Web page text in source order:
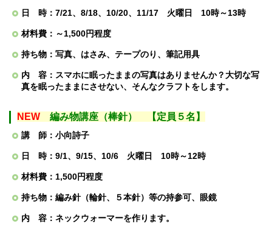
日 時：7/21、8/18、10/20、11/17 火曜日 10時～13時
材料費：～1,500円程度
持ち物：写真、はさみ、テープのり、筆記用具
内 容：スマホに眠ったままの写真はありませんか？大切な写
真を眠ったままにさせない、そんなクラフトをします。
NEW 編み物講座（棒針） 【定員５名】
講 師：小向詩子
日 時：9/1、9/15、10/6 火曜日 10時～12時
材料費：1,500円程度
持ち物：編み針（輪針、５本針）等の持参可、眼鏡
内 容：ネックウォーマーを作ります。